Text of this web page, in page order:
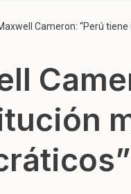
Cameron: “Perú